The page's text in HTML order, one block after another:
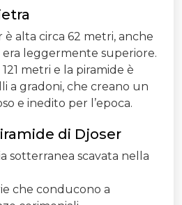
è alta circa 62 metri, anche
era leggermente superiore.
metri e la piramide è
a gradoni, che creano un
e inedito per l’epoca.
di Djoser
sotterranea scavata nella
che conducono a